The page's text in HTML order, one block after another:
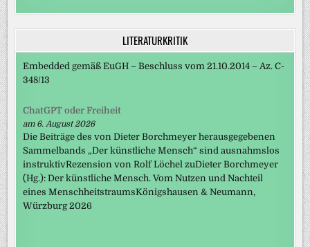
LITERATURKRITIK
Embedded gemäß EuGH – Beschluss vom 21.10.2014 – Az. C-
348/13
ChatGPT oder Freiheit
am 6. August 2026
Die Beiträge des von Dieter Borchmeyer herausgegebenen
Sammelbands „Der künstliche Mensch“ sind ausnahmslos
instruktivRezension von Rolf Löchel zuDieter Borchmeyer
(Hg.): Der künstliche Mensch. Vom Nutzen und Nachteil
eines MenschheitstraumsKönigshausen & Neumann,
Würzburg 2026